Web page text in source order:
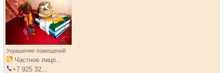
Украшение помещений
Частное лицо...
+7 925 32...